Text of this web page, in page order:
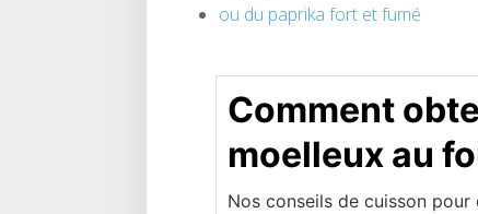
ou du paprika fort et fumé
Comment
moelleux au
Nos conseils de cuisson